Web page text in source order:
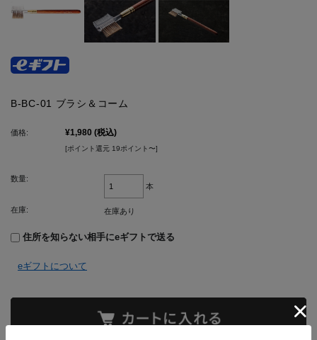
B-BC-01 ブラシ＆コーム
価格: ¥1,980 (税込)
[ポイント還元 19ポイント〜]
数量:
本
在庫: 在庫あり
住所を知らない相手にeギフトで送る
eギフトについて